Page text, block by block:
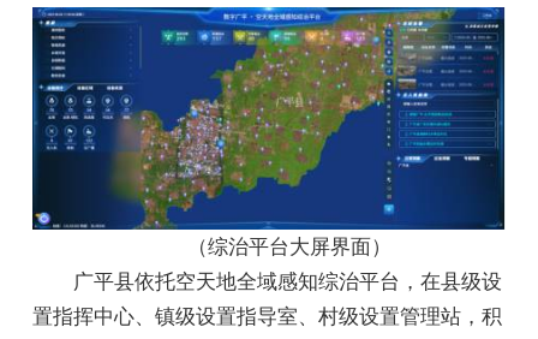
（综治平台大屏界面）
广平县依托空天地全域感知综治平台，在县级设
置指挥中心、镇级设置指导室、村级设置管理站，积